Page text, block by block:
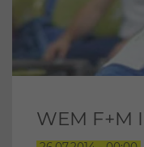
WEM F+M